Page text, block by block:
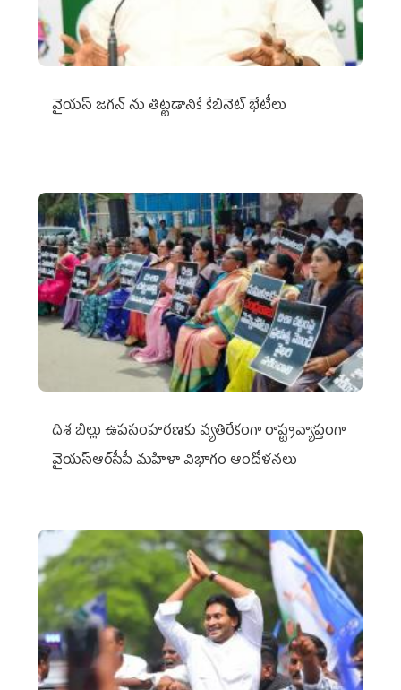
వైయ‌స్ జగన్‌ ను తిట్టడానికే కేబినెట్‌ భేటీలు
దిశ బిల్లు ఉపసంహరణకు వ్యతిరేకంగా రాష్ట్రవ్యాప్తంగా
వైయ‌స్ఆర్‌సీపీ మహిళా విభాగం ఆందోళనలు